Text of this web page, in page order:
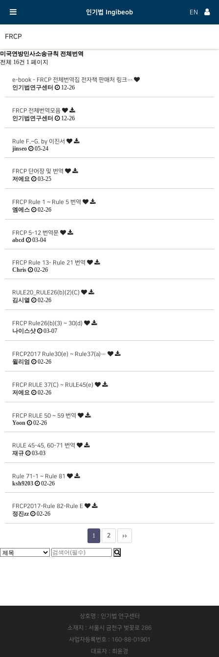
인기법 Ingibeob EN
FRCP
미국연방민사소송규칙 전체번역
전체 16건 1 페이지
e-book - FRCP 전체번역집 전자책 판매처 링크…
인기법연구센터 12-26
FRCP 전체번역모음
인기법연구센터 12-26
Rule F.~G. by 이진서
jinseo 05-24
FRCP 단어장 및 번역
저에요 03-25
FRCP Rule 1 ~ Rule 5 번역
엠에스 02-26
FRCP 5-12 번역문
abcd 03-04
FRCP Rule 13- Rule 21 번역
Chris 02-26
RULE20_RULE26(b)(2)(C)
김시열 02-26
FRCP Rule26(b)(3) ~ 30(d)
나이스샷 03-07
FRCP2017 Rule30(e) ~ Rule37(a)…
윌리엄 02-26
FRCP RULE 37(C) ~ RULE45(e)
저에요 02-26
FRCP RULE 50 ~ 59 번역
Yoon 02-26
RULE 45-45, 60-71 번역
재규 03-03
Rule 71-1 ~ Rule 81
ksh9203 02-26
FRCP2017-Rule 82-Rule E
정진zz 02-26
1 2
상호명 : 인기법 연구센터
소재지 : 서울시 금천구 벚꽃로 286
사업자등록번호 : 160-88-01901
대표자 : 최윤경